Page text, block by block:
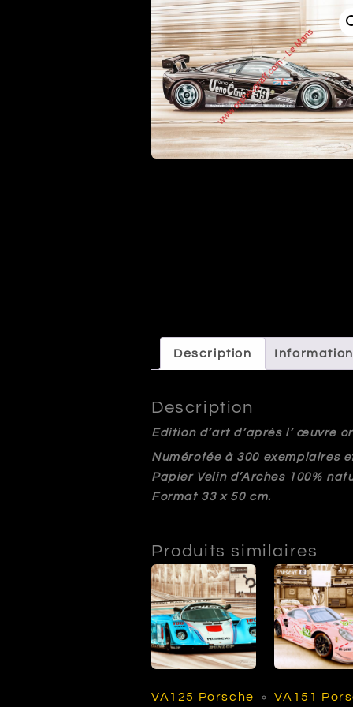
Description
Description
Edition d’art d’après l’ œuvre
Numérotée à 300 exemplaires
Papier Velin d’Arches 100%
Format 33 x 50 cm.
Produits similaires
VA125 Porsche
VA151